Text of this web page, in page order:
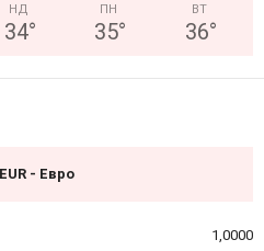
НД
34°
ПН
35°
ВТ
36°
EUR - Евро
1,0000